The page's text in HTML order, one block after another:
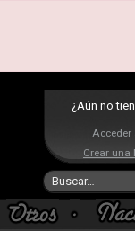
¿Aún no
Acceder
Crear una